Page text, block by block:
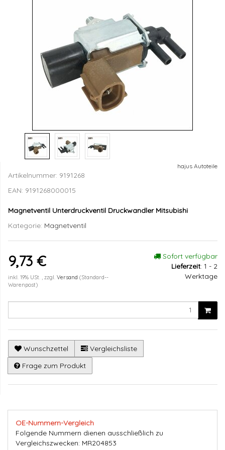
hajus Autoteile
Artikelnummer: 9191268
EAN: 9191268000015
Magnetventil Unterdruckventil Druckwandler Mitsubishi
Kategorie: Magnetventil
9,73 €
inkl. 19% USt. , zzgl. Versand (Standard--
Warenpost)
Sofort verfügbar
Lieferzeit: 1 - 2
Werktage
Wunschzettel
Vergleichsliste
Frage zum Produkt
OE-Nummern-Vergleich
Folgende Nummern dienen ausschließlich zu
Vergleichszwecken: MR204853